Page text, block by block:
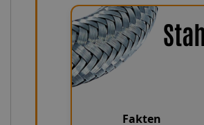
Fakten